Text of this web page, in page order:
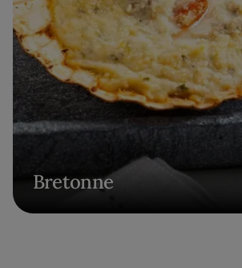
Bretonne